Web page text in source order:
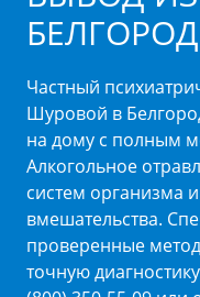
Частный
Шуровой в
на дому с полным
Алкогольное
систем организма
вмешательства.
проверенные
точную